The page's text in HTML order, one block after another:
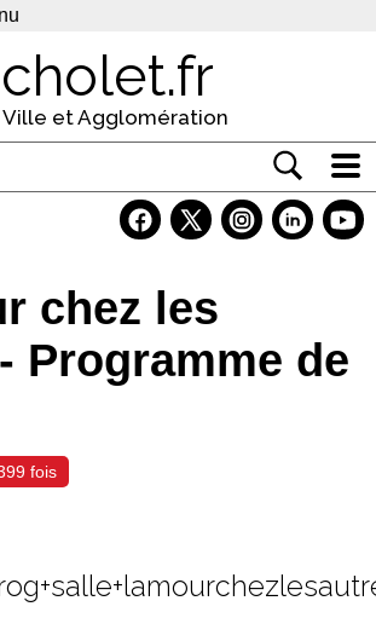
cookies
cholet.fr
Ville et Agglomération
chez les
Programme de
fois